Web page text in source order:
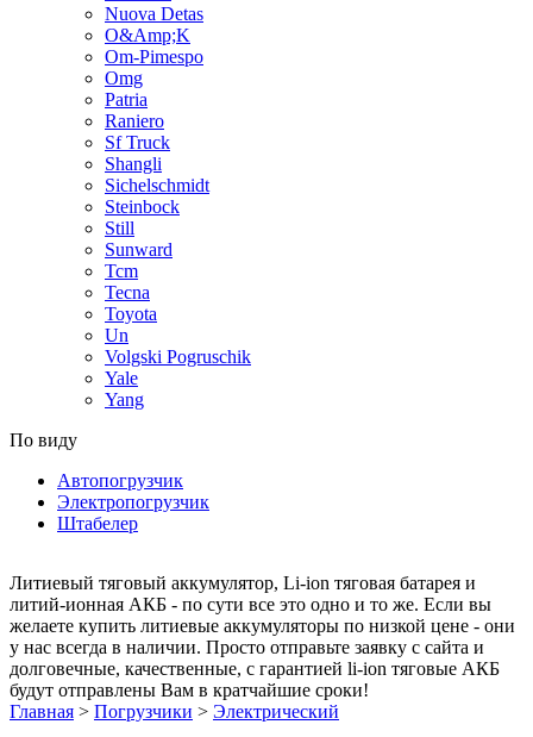
Nuova Detas
O&Amp;K
Om-Pimespo
Omg
Patria
Raniero
Sf Truck
Shangli
Sichelschmidt
Steinbock
Still
Sunward
Tcm
Tecna
Toyota
Un
Volgski Pogruschik
Yale
Yang
По виду
Автопогрузчик
Электропогрузчик
Штабелер
Литиевый тяговый аккумулятор, Li-ion тяговая батарея и
литий-ионная АКБ - по сути все это одно и то же. Если вы
желаете купить литиевые аккумуляторы по низкой цене - они
у нас всегда в наличии. Просто отправьте заявку с сайта и
долговечные, качественные, с гарантией li-ion тяговые АКБ
будут отправлены Вам в кратчайшие сроки!
Главная > Погрузчики > Электрический